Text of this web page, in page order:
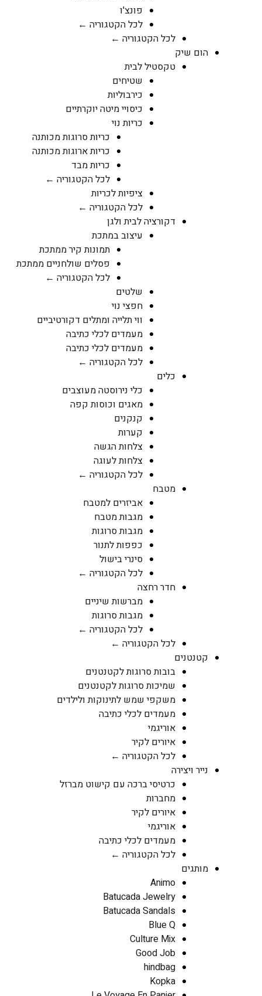
פונצ'ו
לכל הקטגוריה ←
לכל הקטגוריה ←
הום שיק
טקסטיל לבית
שטיחים
כירבוליות
כיסויי מיטה יוקרתיים
כריות נוי
כריות סרוגות מכותנה
כריות ארוגות מכותנה
כריות מבד
לכל הקטגוריה ←
ציפיות לכריות
לכל הקטגוריה ←
דקורציה לבית ולגן
עיצוב במתכת
תמונות קיר ממתכת
פסלים שולחניים ממתכת
לכל הקטגוריה ←
שלטים
חפצי נוי
ווי תלייה ומתלים דקורטיביים
מעמדים לכלי כתיבה
מעמדים לכלי כתיבה
לכל הקטגוריה ←
כלים
כלי נירוסטה מעוצבים
מאגים וכוסות קפה
קנקנים
קערות
צלחות הגשה
צלחות לעוגה
לכל הקטגוריה ←
מטבח
אביזרים למטבח
מגבות מטבח
מגבות סרוגות
כפפות לתנור
סינרי בישול
לכל הקטגוריה ←
חדר רחצה
מברשות שיניים
מגבות סרוגות
לכל הקטגוריה ←
לכל הקטגוריה ←
קטנטנים
בובות סרוגות לקטנטנים
שמיכות סרוגות לקטנטנים
משקפי שמש לתינוקות ולילדים
מעמדים לכלי כתיבה
אוריגמי
איורים לקיר
לכל הקטגוריה ←
נייר ויצירה
כרטיסי ברכה עם קישוט מברזל
מחברות
איורים לקיר
אוריגמי
מעמדים לכלי כתיבה
לכל הקטגוריה ←
מותגים
Animo
Batucada Jewelry
Batucada Sandals
Blue Q
Culture Mix
Good Job
hindbag
Kopka